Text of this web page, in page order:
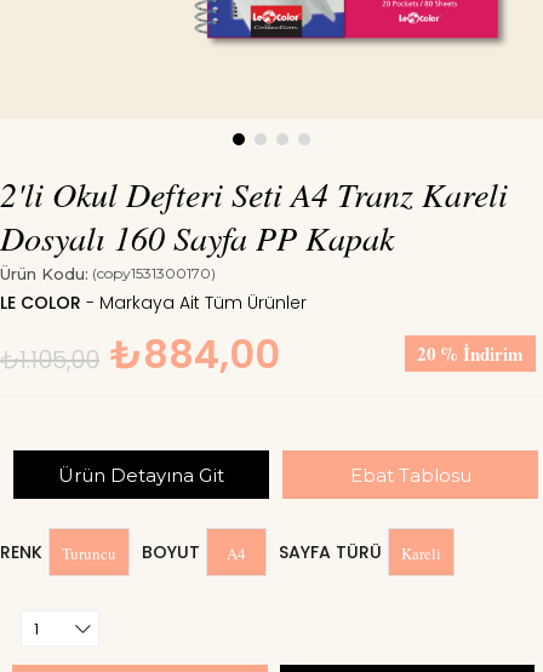
2'li Okul Defteri Seti A4 Tranz Kareli
Dosyalı 160 Sayfa PP Kapak
Ürün Kodu: (copy1531300170)
LE COLOR
%
20 İndirim
₺1.105,00 ₺884,00
Ürün Detayına Git Ebat Tablosu
RENK Turuncu BOYUT A4 SAYFA TÜRÜ Kareli